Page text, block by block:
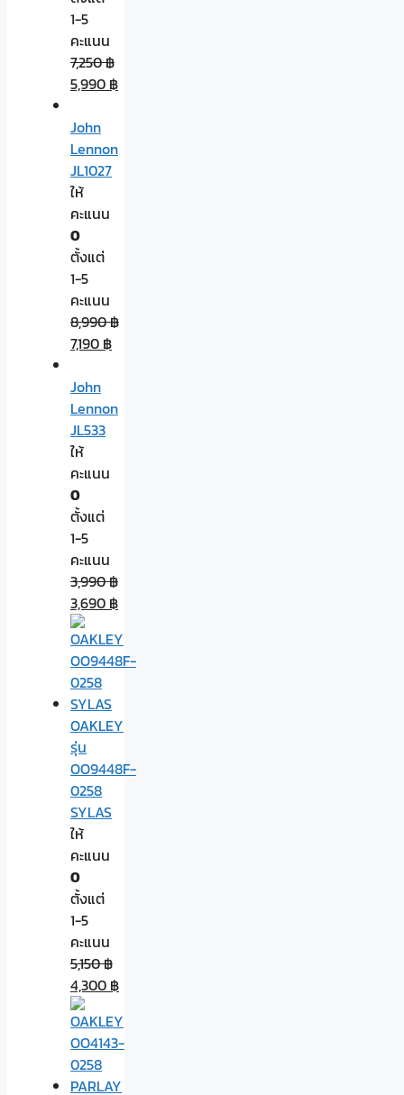
1-5
คะแนน
7,250฿
5,990 ฿
John
Lennon
JL1027
ให้
คะแนน
0
ตั้งแต่
1-5
คะแนน
8,990฿
7,190 ฿
John
Lennon
JL533
ให้
คะแนน
0
ตั้งแต่
1-5
คะแนน
3,990฿
3,690 ฿
OAKLEY
รุ่น
OO9448F-
0258
SYLAS
ให้
คะแนน
0
ตั้งแต่
1-5
คะแนน
5,150฿
4,300 ฿